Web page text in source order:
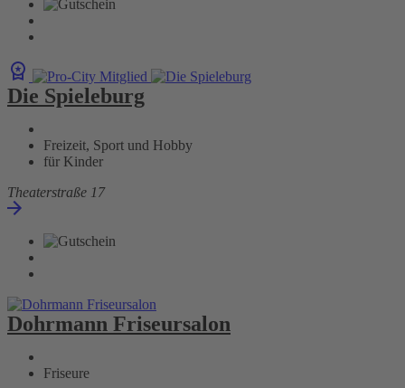
Die Spieleburg
Freizeit, Sport und Hobby
für Kinder
Theaterstraße 17
Dohrmann Friseursalon
Friseure